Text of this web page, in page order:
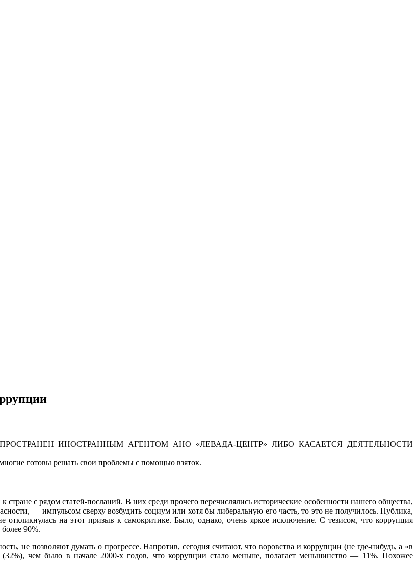
ИНОСТРАННЫМ АГЕНТОМ АНО «ЛЕВАДА-ЦЕНТР» ЛИБО КАСАЕТСЯ ДЕЯТЕЛЬНОСТИ
готовы решать свои проблемы с помощью взяток.
с рядом статей-посланий. В них среди прочего перечислялись исторические особенности нашего общества,
— импульсом сверху возбудить социум или хотя бы либеральную его часть, то это не получилось. Публика,
откликнулась на этот призыв к самокритике. Было, однако, очень яркое исключение. С тезисом, что коррупция
90%.
не позволяют думать о прогрессе. Напротив, сегодня считают, что воровства и коррупции (не где-нибудь, а «в
чем было в начале 2000-х годов, что коррупции стало меньше, полагает меньшинство — 11%. Похожее